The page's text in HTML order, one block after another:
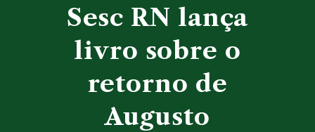
Sesc RN lança
livro sobre o
retorno de
Augusto